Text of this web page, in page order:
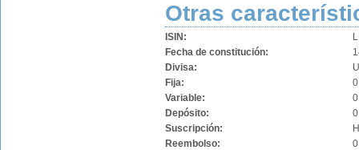
Otras
ISIN:
Fecha de constitución:
Divisa:
Fija:
Variable:
Depósito:
Suscripción:
Reembolso: